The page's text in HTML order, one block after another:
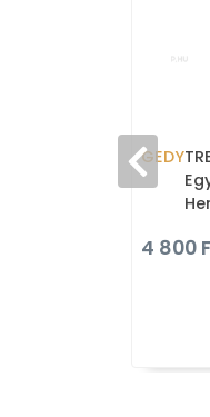
GEDY
4 800